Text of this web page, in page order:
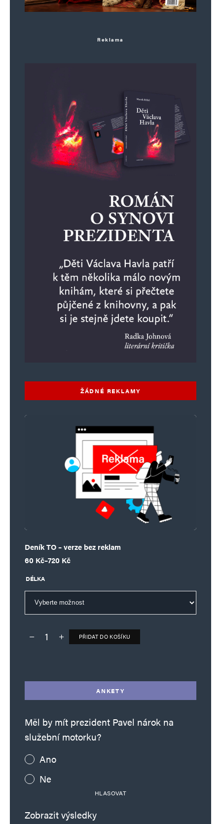
Reklama
ŽÁDNÉ REKLAMY
Deník TO – verze bez reklam
60 Kč–720 Kč
Rozpětí cen: 60 Kč až 720 Kč
DÉLKA
Deník TO – verze bez reklam množství
PŘIDAT DO KOŠÍKU
ANKETY
Měl by mít prezident Pavel nárok na
služební motorku?
Ano
Ne
HLASOVAT
Zobrazit výsledky